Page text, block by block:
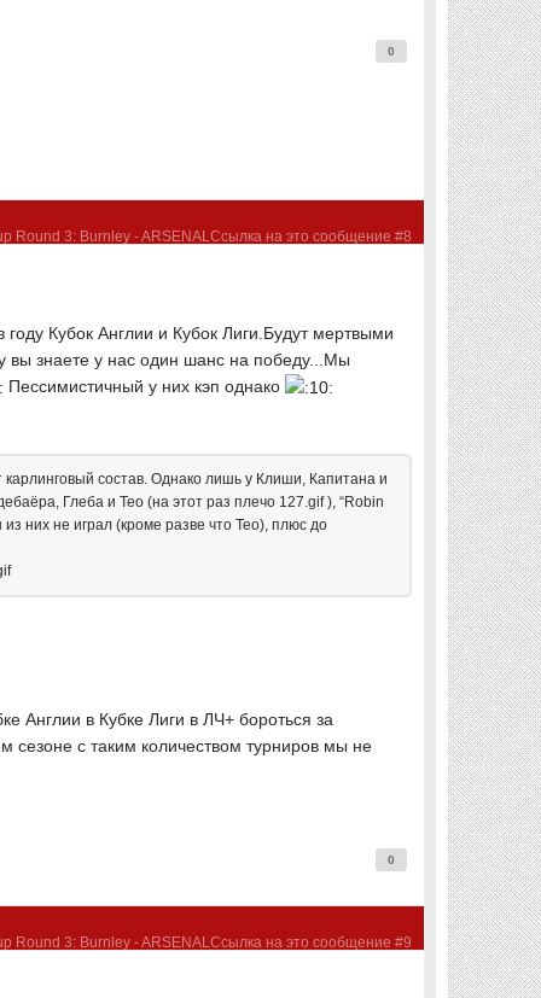
0
Кубок Англии и Кубок Лиги.Будут мертвыми
вы знаете у нас один шанс на победу...Мы
Пессимистичный у них кэп однако
состав. Однако лишь у Клиши, Капитана и
Глеба и Тео (на этот раз плечо 127.gif ), “Robin
них не играл (кроме разве что Тео), плюс до
Англии в Кубке Лиги в ЛЧ+ бороться за
с таким количеством турниров мы не
0